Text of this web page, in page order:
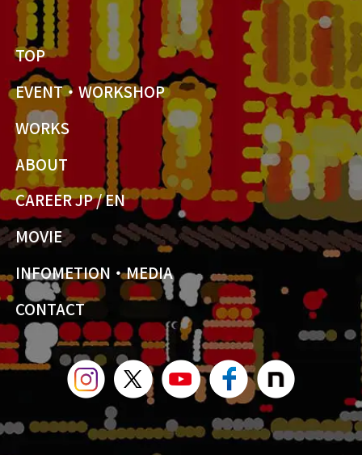
TOP
EVENT・WORKSHOP
WORKS
ABOUT
CAREER JP/EN
MOVIE
INFOMETION・MEDIA
CONTACT